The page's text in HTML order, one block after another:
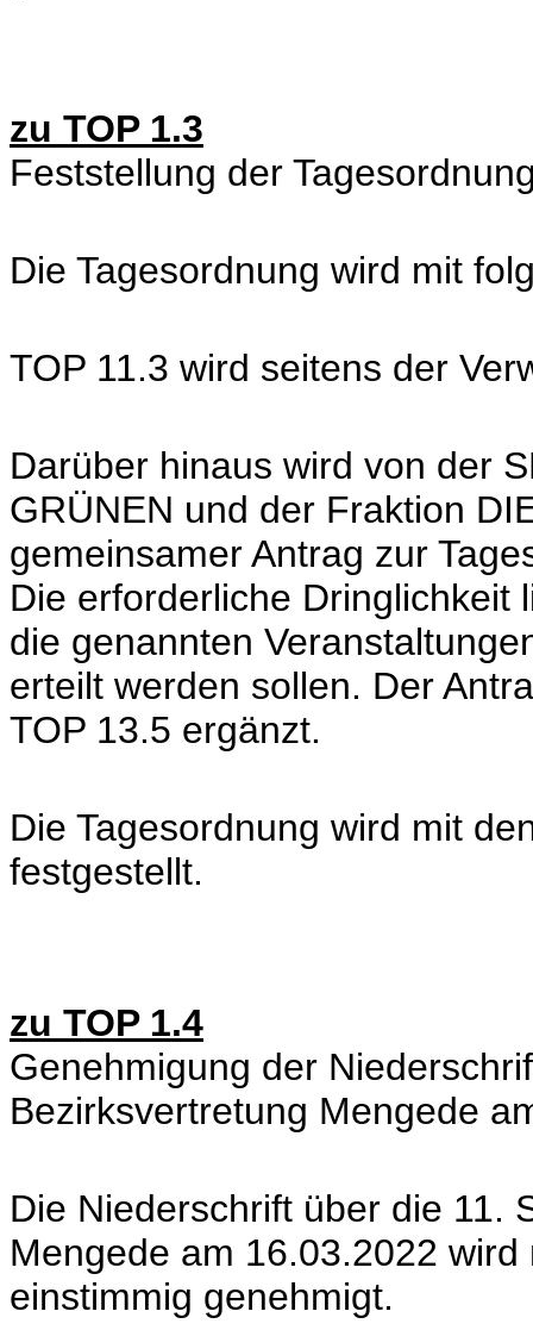
zu TOP 1.3
Feststellung der
Die Tagesordnung wird mit
TOP 11.3 wird seitens der
Darüber hinaus wird von der
GRÜNEN und der Fraktion
gemeinsamer Antrag zur
Die erforderliche Dringlichkeit
die genannten
erteilt werden sollen. Der
TOP 13.5 ergänzt.
Die Tagesordnung wird mit
festgestellt.
zu TOP 1.4
Genehmigung der
Bezirksvertretung Mengede
Die Niederschrift über die 11.
Mengede am 16.03.2022
einstimmig genehmigt.